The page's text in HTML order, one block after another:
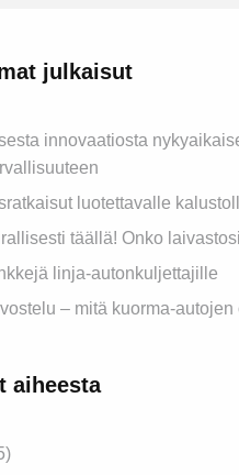
julkaisut
innovaatiosta
luotettavalle
täällä! Onko
linja-autonkuljettajille
– mitä kuorma-
aiheesta